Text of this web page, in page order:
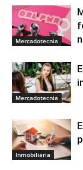
Mercadotecnia
Mercadotecnia
Inmobiliaria